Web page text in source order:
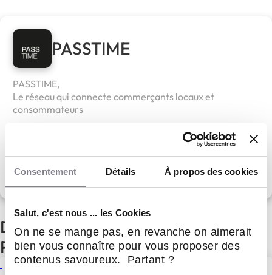
Consentement Détails À propos des cookies
Salut, c'est nous ... les Cookies
On ne se mange pas, en revanche on aimerait
bien vous connaître pour vous proposer des
contenus savoureux. Partant ?
PASSTIME
PASSTIME,
Le réseau qui connecte commerçants locaux et
consommateurs
Découvrir le réseau
D'autres actualités du réseau
PASSTIME